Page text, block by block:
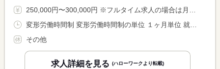
250,000円〜300,000円 ※フルタイム求人の場合は月額（換算額）、パート求人の場合は時間額を表示しています。
その他
求人詳細を見る (ハローワークより転載)